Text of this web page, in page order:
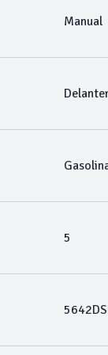
Manual
5